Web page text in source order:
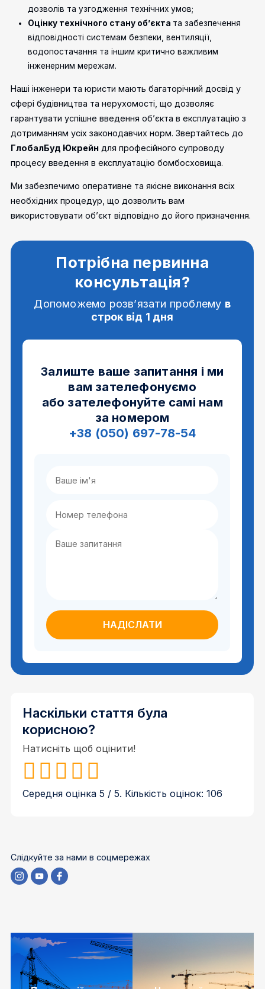
дозволів та узгодження технічних умов;
Оцінку технічного стану об’єкта та забезпечення
відповідності системам безпеки, вентиляції,
водопостачання та іншим критично важливим
інженерним мережам.
Наші інженери та юристи мають багаторічний досвід у
сфері будівництва та нерухомості, що дозволяє
гарантувати успішне введення об’єкта в експлуатацію з
дотриманням усіх законодавчих норм. Звертайтесь до
ГлобалБуд Юкрейн для професійного супроводу
процесу введення в експлуатацію бомбосховища.
Ми забезпечимо оперативне та якісне виконання всіх
необхідних процедур, що дозволить вам
використовувати об’єкт відповідно до його призначення.
Потрібна первинна
консультація?
Допоможемо розв’язати проблему в
строк від 1 дня
Залиште ваше запитання і ми
вам зателефонуємо
або зателефонуйте самі нам
за номером
+38 (050) 697-78-54
Наскільки стаття була
корисною?
Натисніть щоб оцінити!
Середня оцінка5 / 5. Кількість оцінок:106
Слідкуйте за нами в соцмережах